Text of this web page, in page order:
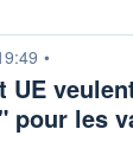
•
UE
pour les